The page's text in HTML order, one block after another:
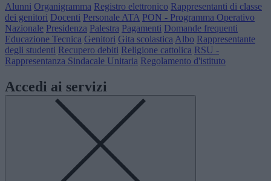
Alunni Organigramma Registro elettronico Rappresentanti di classe
dei genitori Docenti Personale ATA PON - Programma Operativo
Nazionale Presidenza Palestra Pagamenti Domande frequenti
Educazione Tecnica Genitori Gita scolastica Albo Rappresentante
degli studenti Recupero debiti Religione cattolica RSU -
Rappresentanza Sindacale Unitaria Regolamento d'istituto
Accedi ai servizi